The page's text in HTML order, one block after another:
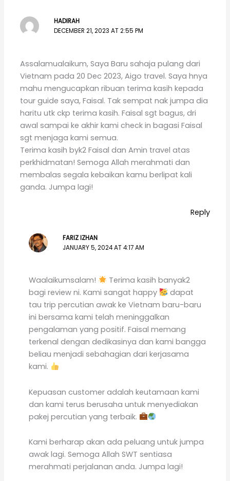
HADIRAH
DECEMBER 21, 2023 AT 2:55 PM
Assalamualaikum, Saya Baru sahaja pulang dari
Vietnam pada 20 Dec 2023, Aigo travel. Saya hnya
mahu mengucapkan ribuan terima kasih kepada
tour guide saya, Faisal. Tak sempat nak jumpa dia
haritu utk ckp terima kasih. Faisal sgt bagus, dri
awal sampai ke akhir kami check in bagasi Faisal
sgt menjaga kami semua.
Terima kasih byk2 Faisal dan Amin travel atas
perkhidmatan! Semoga Allah merahmati dan
membalas segala kebaikan kamu berlipat kali
ganda. Jumpa lagi!
Reply
FARIZ IZHAN
JANUARY 5, 2024 AT 4:17 AM
Waalaikumsalam!
Terima kasih banyak2
bagi review ni. Kami sangat happy
dapat
tau trip percutian awak ke Vietnam baru-baru
ini bersama kami telah meninggalkan
pengalaman yang positif. Faisal memang
terkenal dengan dedikasinya dan kami bangga
beliau menjadi sebahagian dari kerjasama
kami.
Kepuasan customer adalah keutamaan kami
dan kami terus berusaha untuk menyediakan
pakej percutian yang terbaik.
Kami berharap akan ada peluang untuk jumpa
awak lagi. Semoga Allah SWT sentiasa
merahmati perjalanan anda. Jumpa lagi!